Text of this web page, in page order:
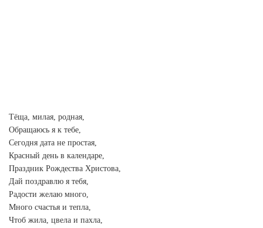
Тёща, милая, родная,
Обращаюсь я к тебе,
Сегодня дата не простая,
Красный день в календаре,
Праздник Рождества Христова,
Дай поздравлю я тебя,
Радости желаю много,
Много счастья и тепла,
Чтоб жила, цвела и пахла,